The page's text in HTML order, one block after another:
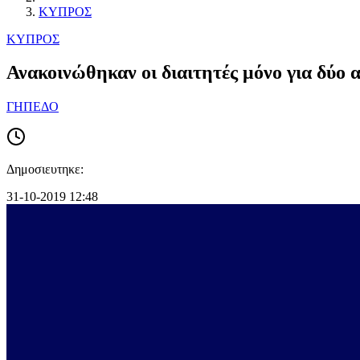
ΚΥΠΡΟΣ
ΚΥΠΡΟΣ
Ανακοινώθηκαν οι διαιτητές μόνο για δύο
ΓΗΠΕΔΟ
Δημοσιευτηκε:
31-10-2019 12:48